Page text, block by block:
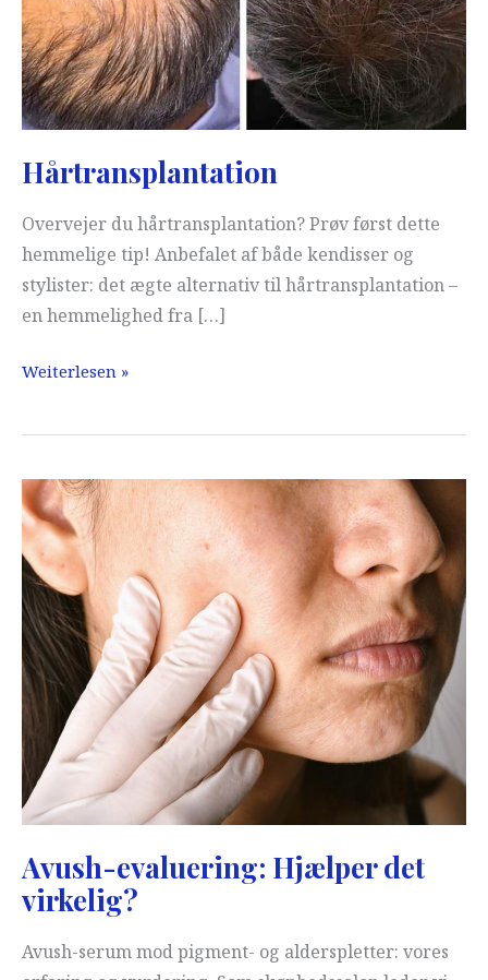
Hårtransplantation
Overvejer du hårtransplantation? Prøv først dette
hemmelige tip! Anbefalet af både kendisser og
stylister: det ægte alternativ til hårtransplantation –
en hemmelighed fra […]
Hårtransplantation
Weiterlesen »
Avush-evaluering: Hjælper det
virkelig?
Avush-serum mod pigment- og alderspletter: vores